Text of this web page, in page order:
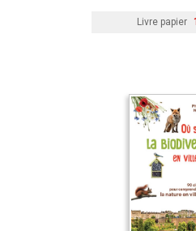
Livre papier